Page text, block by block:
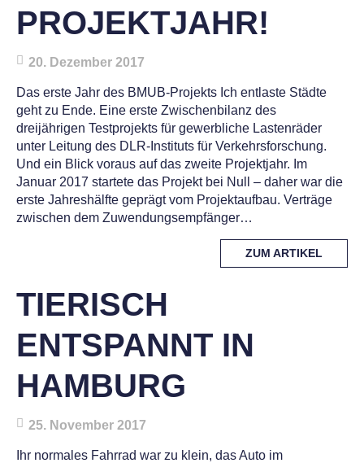
PROJEKTJAHR!
20. Dezember 2017
Das erste Jahr des BMUB-Projekts Ich entlaste Städte
geht zu Ende. Eine erste Zwischenbilanz des
dreijährigen Testprojekts für gewerbliche Lastenräder
unter Leitung des DLR-Instituts für Verkehrsforschung.
Und ein Blick voraus auf das zweite Projektjahr. Im
Januar 2017 startete das Projekt bei Null – daher war die
erste Jahreshälfte geprägt vom Projektaufbau. Verträge
zwischen dem Zuwendungsempfänger…
ZUM ARTIKEL
TIERISCH
ENTSPANNT IN
HAMBURG
25. November 2017
Ihr normales Fahrrad war zu klein, das Auto im